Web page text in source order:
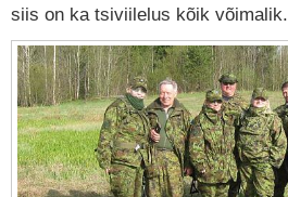
siis on ka tsiviilelus kõik võimalik.